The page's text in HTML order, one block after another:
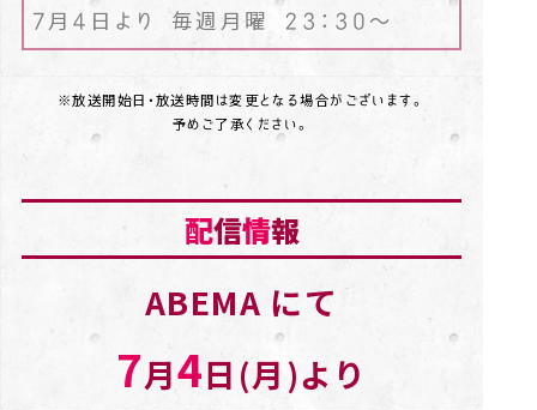
7月4日より 毎週月曜 23：30～
※放送開始日・放送時間は変更となる場合がございます。
予めご了承ください。
配信情報
ABEMA にて
7月4日(月)より